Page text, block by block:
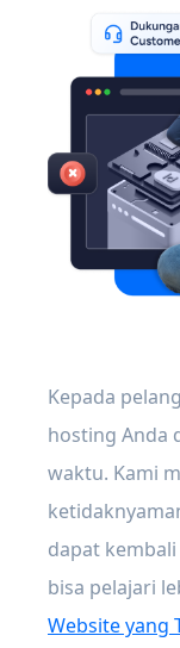
Kepada
hosting Anda
waktu. Kami
dapat
bisa pelajari
Website yang